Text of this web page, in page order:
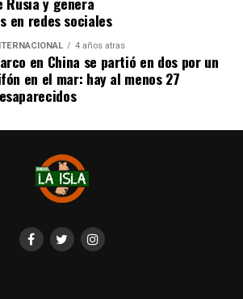
corriente
en redes sociales
4 años atras
en China se partió en dos por un
en el mar: hay al menos 27